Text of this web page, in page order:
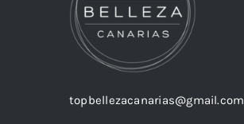
topbellezacanarias@gmail.com